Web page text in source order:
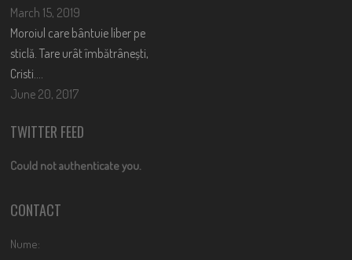
March 15, 2019
Moroiul care bântuie liber pe
sticlă. Tare urât îmbătrânești,
Cristi….
June 20, 2017
TWITTER FEED
Could not authenticate you.
CONTACT
Nume: